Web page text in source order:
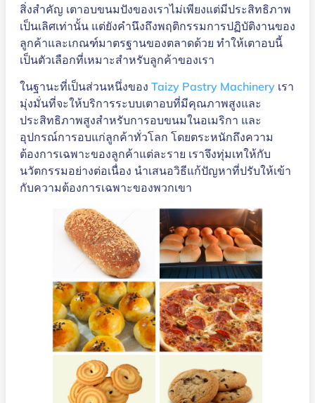
สิ่งสำคัญ เตาอบขนมปังของเราไม่เพียงแต่มีประสิทธิภาพ
เป็นเลิศเท่านั้น แต่ยังคำนึงถึงพฤติกรรมการปฏิบัติงานของ
ลูกค้าและเกณฑ์มาตรฐานของตลาดด้วย ทำให้เตาอบนี้
เป็นตัวเลือกที่เหมาะสำหรับลูกค้าของเรา
ในฐานะที่เป็นส่วนหนึ่งของ Taizy Pastry Machinery เรา
มุ่งมั่นที่จะให้บริการระบบเตาอบที่มีคุณภาพสูงและ
ประสิทธิภาพสูงสำหรับการอบขนมในอเมริกา และ
อุปกรณ์การอบแก่ลูกค้าทั่วโลก โดยตระหนักถึงความ
ต้องการเฉพาะของลูกค้าแต่ละราย เราจึงทุ่มเทให้กับ
นวัตกรรมอย่างต่อเนื่อง นำเสนอวิธีแก้ปัญหาที่ปรับให้เข้า
กับความต้องการเฉพาะของพวกเขา